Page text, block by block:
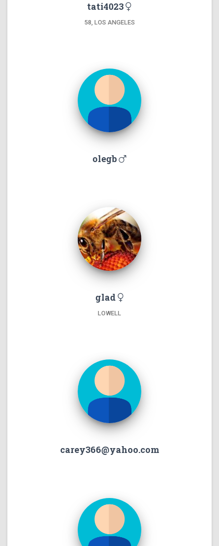
tati4023
58, LOS ANGELES
olegb
glad
LOWELL
carey366@yahoo.com